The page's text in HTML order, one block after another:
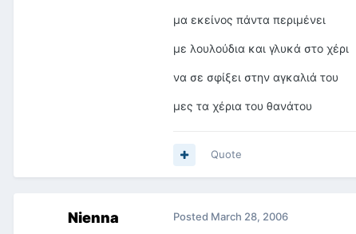
μα εκείνος πάντα περιμένει
με λουλούδια και γλυκά στο χέρι
να σε σφίξει στην αγκαλιά του
μες τα χέρια του θανάτου
Quote
Nienna Posted March 28, 2006